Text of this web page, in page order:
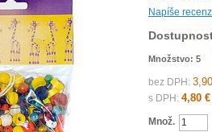
Napíše
Množstvo: 5
bez DPH:
s DPH: 4,80 €
Množ.